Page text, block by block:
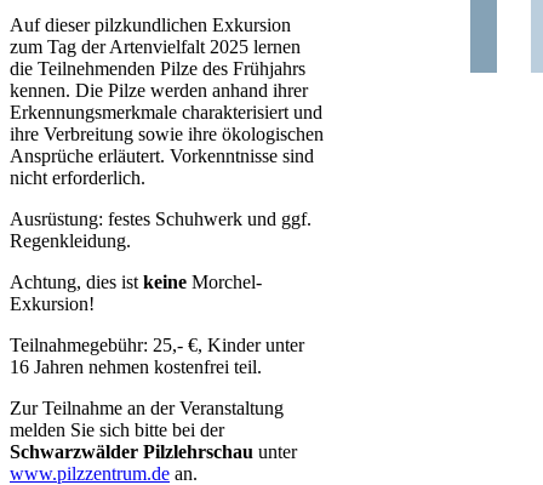
Auf dieser pilzkundlichen Exkursion
zum Tag der Artenvielfalt 2025 lernen
die Teilnehmenden Pilze des Frühjahrs
kennen. Die Pilze werden anhand ihrer
Erkennungsmerkmale charakterisiert und
ihre Verbreitung sowie ihre ökologischen
Ansprüche erläutert. Vorkenntnisse sind
nicht erforderlich.
Ausrüstung: festes Schuhwerk und ggf.
Regenkleidung.
Achtung, dies ist keine Morchel-
Exkursion!
Teilnahmegebühr: 25,- €, Kinder unter
16 Jahren nehmen kostenfrei teil.
Zur Teilnahme an der Veranstaltung
melden Sie sich bitte bei der
Schwarzwälder Pilzlehrschau unter
www.pilzzentrum.de an.